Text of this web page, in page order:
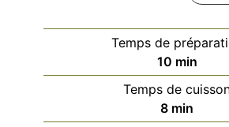
Temps de
10minutes
min
Temps de
8minutes
min